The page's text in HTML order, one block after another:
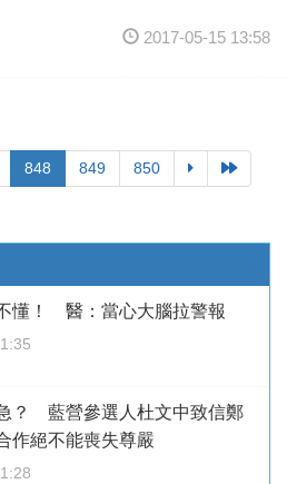
2017-05-15 13:58
848 849 850
懂！ 醫：當心大腦拉警報
？ 藍營參選人杜文中致信鄭
作絕不能喪失尊嚴